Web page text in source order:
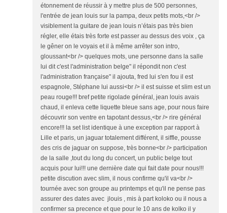
étonnement de réussir à y mettre plus de 500 personnes,
l'entrée de jean louis sur la pampa, deux petits mots,<br />
visiblement la guitare de jean louis n’étais pas très bien
régler, elle étais très forte est passer au dessus des voix , ça
le gêner on le voyais et il à même arrêter son intro,
gloussant<br /> quelques mots, une personne dans la salle
lui dit c'est l'administration belge" il répondit non c'est
l'administration française" il ajouta, fred lui s'en fou il est
espagnole, Stéphane lui aussi<br /> il est suisse et slim est un
peau rouge!!! bref petite rigolade général, jean louis avais
chaud, il enleva cette liquette bleue sans age, pour nous faire
découvrir son ventre en tapotant dessus,<br /> rire général
encore!!! la set list identique à une exception par rapport à
Lille et paris, un jaguar totalement différent, il siffle, pousse
des cris de jaguar on suppose, très bonne<br /> participation
de la salle ,tout du long du concert, un public belge tout
acquis pour lui!!! une dernière date qui fait date pour nous!!!
petite discution avec slim, il nous confirme qu'il va<br />
tournée avec son groupe au printemps et qu'il ne pense pas
assurer des dates avec jlouis , mis à part koloko ou il nous a
confirmer sa precence et que pour le 10 ans de kolko il y